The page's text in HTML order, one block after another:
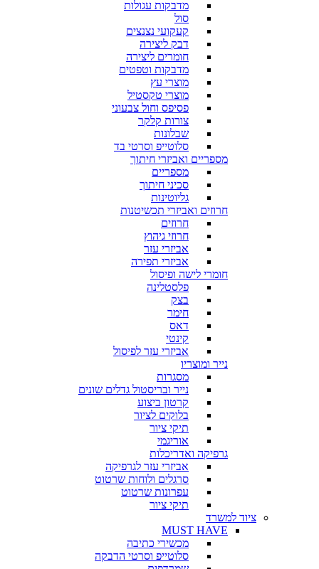
מדבקות עגולות
סול
קעקועי נצנצים
דבק ליצירה
חומרים ליצירה
מדבקות וטפטים
מוצרי עץ
מוצרי טקסטיל
פסיפס וחול צבעוני
צורות קלקר
שבלונות
סלוטייפ וסרטי בד
מספריים ואביזרי חיתוך
מספריים
סכיני חיתוך
גליוטינות
חרוזים ואביזרי תכשיטנות
חרוזים
חרוזי גיהוץ
אביזרי עזר
אביזרי תפירה
חומרי לישה ופיסול
פלסטלינה
בצק
חימר
דאס
קינטי
אביזרי עזר לפיסול
נייר ומוצריו
מסגרות
נייר ובריסטול גדלים שונים
קרטון ביצוע
בלוקים לציור
תיקי ציור
אוריגמי
גרפיקה ואדריכלות
אביזרי עזר לגרפיקה
סרגלים ולוחות שרטוט
עפרונות שרטוט
תיקי ציור
ציוד למשרד
MUST HAVE
מכשירי כתיבה
סלוטייפ וסרטי הדבקה